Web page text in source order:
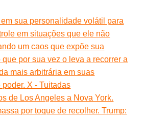
sua personalidade volátil para
em situações que ele não
um caos que expõe sua
que por sua vez o leva a recorrer a
mais arbitrária em suas
X - Tuitadas
de Los Angeles a Nova York.
por toque de recolher. Trump: